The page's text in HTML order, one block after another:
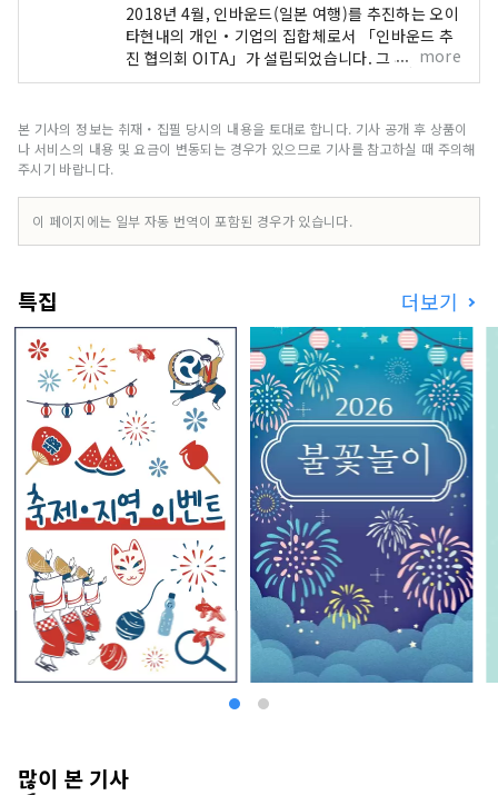
2018년 4월, 인바운드(일본 여행)를 추진하는 오이
타현내의 개인・기업의 집합체로서 「인바운드 추
진 협의회 OITA」가 설립되었습니다. 그 후, 2023
년 7월에 일반 사단법인 「인바운드 전국 추진 협의
의 과제 「관광 인재의 육성」 「관광 소재의 발굴,
정보 수집」 「정보 발신, 프로모션」 「수입 환경
있습니다.
more
본 기사의 정보는 취재・집필 당시의 내용을 토대로 합니다. 기사 공개 후 상품이
나 서비스의 내용 및 요금이 변동되는 경우가 있으므로 기사를 참고하실 때 주의해
주시기 바랍니다.
이 페이지에는 일부 자동 번역이 포함된 경우가 있습니다.
특집 더보기
많이 본 기사